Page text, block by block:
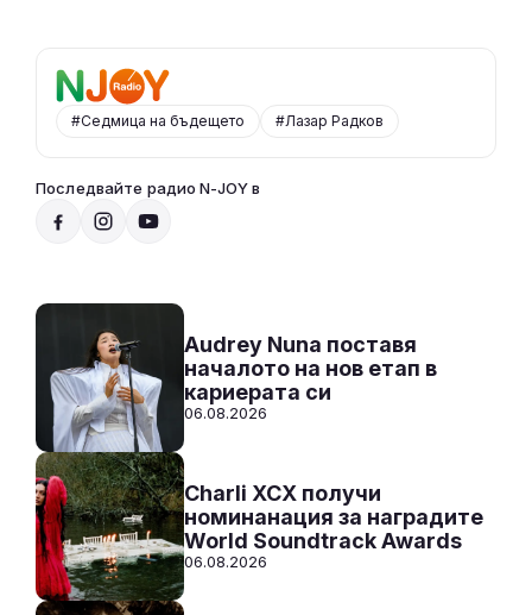
#Седмица на бъдещето #Лазар Радков
Последвайте радио N-JOY в
От 10 до 2 с Нейа
10:00 - 14:00
Audrey Nuna поставя
началото на нов етап в
кариерата си
06.08.2026
Charli XCX получи
номинанация за наградите
World Soundtrack Awards
06.08.2026